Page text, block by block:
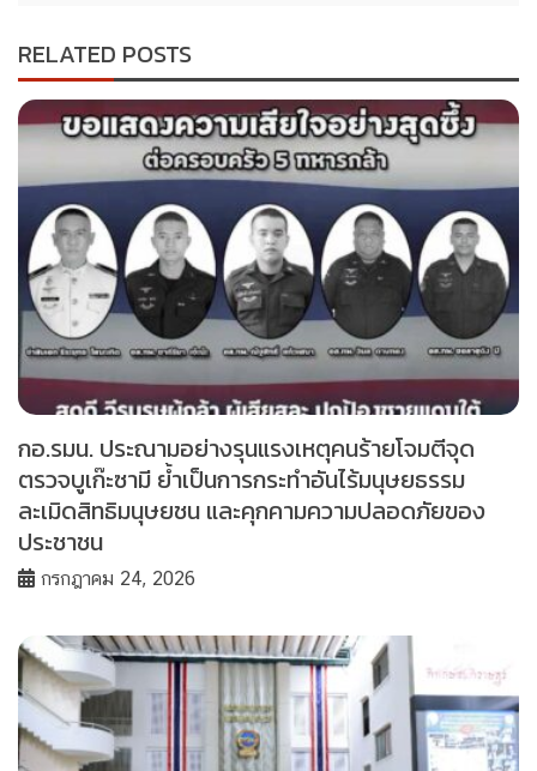
RELATED POSTS
กอ.รมน. ประณามอย่างรุนแรงเหตุคนร้ายโจมตีจุด
ตรวจบูเก๊ะซามี ย้ำเป็นการกระทำอันไร้มนุษยธรรม
ละเมิดสิทธิมนุษยชน และคุกคามความปลอดภัยของ
ประชาชน
กรกฎาคม 24, 2026